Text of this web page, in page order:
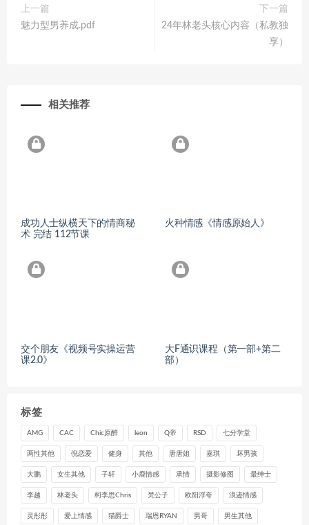
上一篇
魅力型男养成.pdf
下一篇
24年林老头核心内容（私教独
享）
相关推荐
成功人士纵横天下的情商秘
术 完结 112节课
火种情感《情感原始人》
交个朋友《视频号实操运营
课2.0》
大F通识课程（第一部+第二
部）
标签
AMG CAC Chic原醉 leon Q帝 RSD 七分学堂
两性其他 倪恋爱 健身 其他 唐唐姐 嘉琪 坏男孩
大鹏 女生其他 子轩 小鹿情感 承情 摄影修图 最绅士
李越 林老头 柯李思Chris 梵公子 欧阳浮夸 浪迹情感
灵彤彤 爱上情感 猫爵士 瑞恩RYAN 男哥 男生其他